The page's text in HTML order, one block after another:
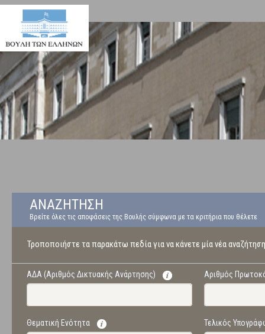
ΑΝΑΖΗΤΗΣΗ
Βρείτε όλες τις αποφάσεις της Βουλής σύμφωνα με τα κριτήρια που θέλετε
Τροποποιήστε τα παρακάτω πεδία για να κάνετε μία νέα αναζήτηση
ΑΔΑ (Αριθμός Δικτυακής Ανάρτησης) Αριθμός
Θεματική Ενότητα Τελικός